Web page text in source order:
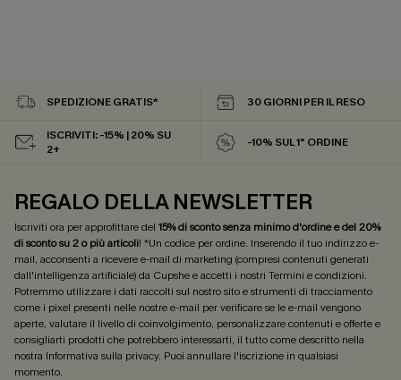
SPEDIZIONE GRATIS* 30 GIORNI PER IL RESO
ISCRIVITI: -15% | 20% SU
2+
-10% SUL 1° ORDINE
REGALO DELLA NEWSLETTER
Iscriviti ora per approfittare del 15% di sconto senza minimo d'ordine e del 20%
di sconto su 2 o più articoli! *Un codice per ordine. Inserendo il tuo indirizzo e-
mail, acconsenti a ricevere e-mail di marketing (compresi contenuti generati
dall'intelligenza artificiale) da Cupshe e accetti i nostri Termini e condizioni.
Potremmo utilizzare i dati raccolti sul nostro sito e strumenti di tracciamento
come i pixel presenti nelle nostre e-mail per verificare se le e-mail vengono
aperte, valutare il livello di coinvolgimento, personalizzare contenuti e offerte e
consigliarti prodotti che potrebbero interessarti, il tutto come descritto nella
nostra Informativa sulla privacy. Puoi annullare l'iscrizione in qualsiasi
momento.